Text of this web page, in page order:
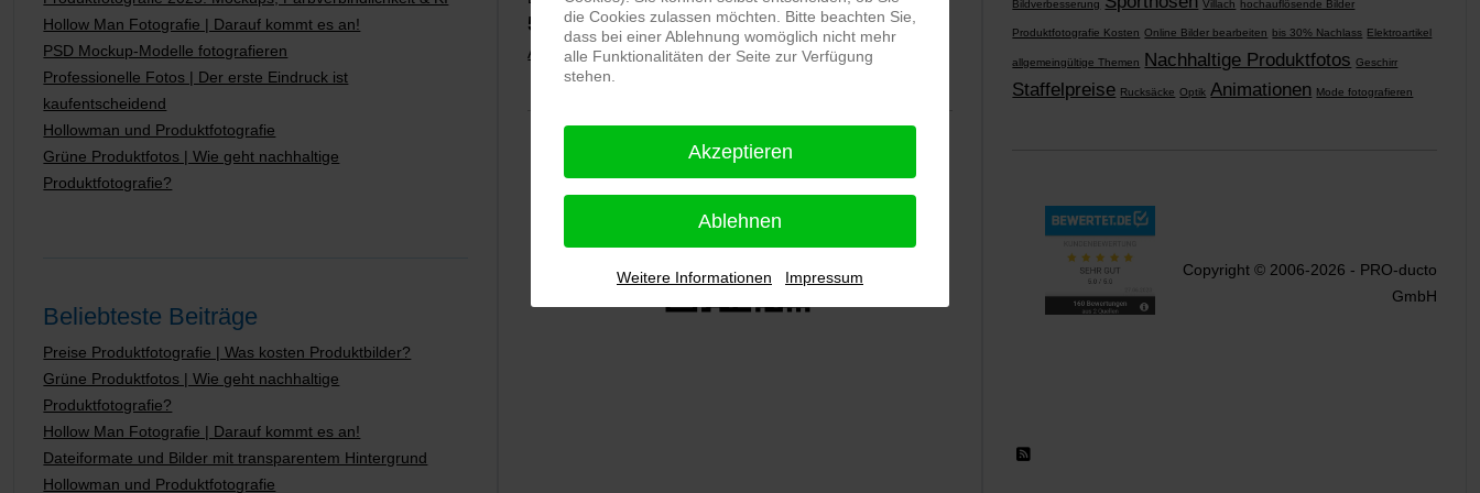
Hollow Man Fotografie | Darauf kommt es an!
PSD Mockup-Modelle fotografieren
Professionelle Fotos | Der erste Eindruck ist
kaufentscheidend
Hollowman und Produktfotografie
Grüne Produktfotos | Wie geht nachhaltige
Produktfotografie?
Beliebteste Beiträge
Preise Produktfotografie | Was kosten Produktbilder?
Grüne Produktfotos | Wie geht nachhaltige
Produktfotografie?
Hollow Man Fotografie | Darauf kommt es an!
Dateiformate und Bilder mit transparentem Hintergrund
Hollowman und Produktfotografie
5,0 ⭐⭐⭐⭐⭐bei 144 Google-Rezensionen (Stand 02.01.2026)
Alle Rezensionen ansehen|Bewertung abgeben
Bildverbesserung Villach hochauflösende Bilder
Produktfotografie Kosten Online Bilder bearbeiten bis 30% Nachlass Elektroartikel
allgemeingültige Themen Nachhaltige Produktfotos Geschirr
Staffelpreise Rucksäcke Optik Animationen Mode fotografieren
Copyright © 2006-2026 - PRO-ducto
GmbH
die Cookies zulassen möchten. Bitte beachten Sie,
dass bei einer Ablehnung womöglich nicht mehr
alle Funktionalitäten der Seite zur Verfügung
stehen.
Akzeptieren
Ablehnen
Weitere Informationen Impressum